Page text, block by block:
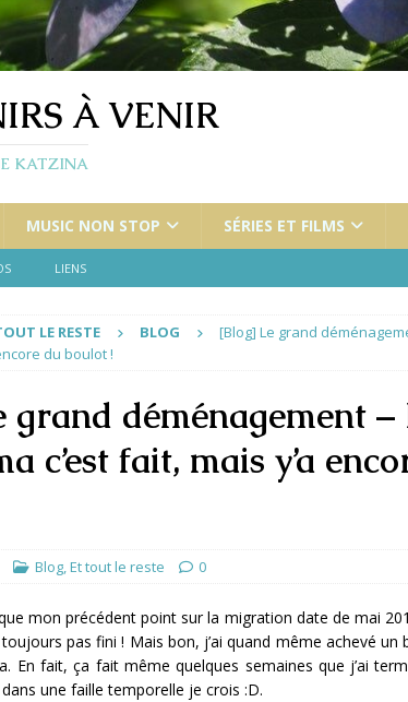
À VENIR
KATZINA
MUSIC NON STOP SÉRIES ET FILMS
LIENS
LE RESTE BLOG
[Blog] Le grand
du boulot !
grand déménagement –
c’est fait, mais y’a
Blog,Et tout le reste 0
que mon précédent point sur la migration date de mai
pas fini ! Mais bon, j’ai quand même achevé
En fait, ça fait même quelques semaines que j’ai
une faille temporelle je crois :D.